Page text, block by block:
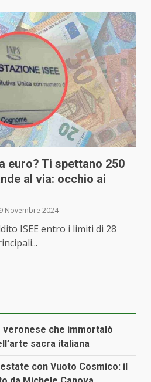
euro? Ti spettano 250
al via: occhio ai
9 Novembre 2024
ISEE entro i limiti di 28
veronese che immortalò
sacra italiana
con Vuoto Cosmico: il